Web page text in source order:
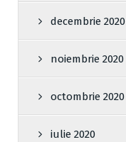
decembrie 2020
noiembrie 2020
octombrie 2020
iulie 2020